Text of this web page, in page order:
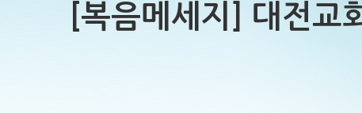
[복음메세지] 대전